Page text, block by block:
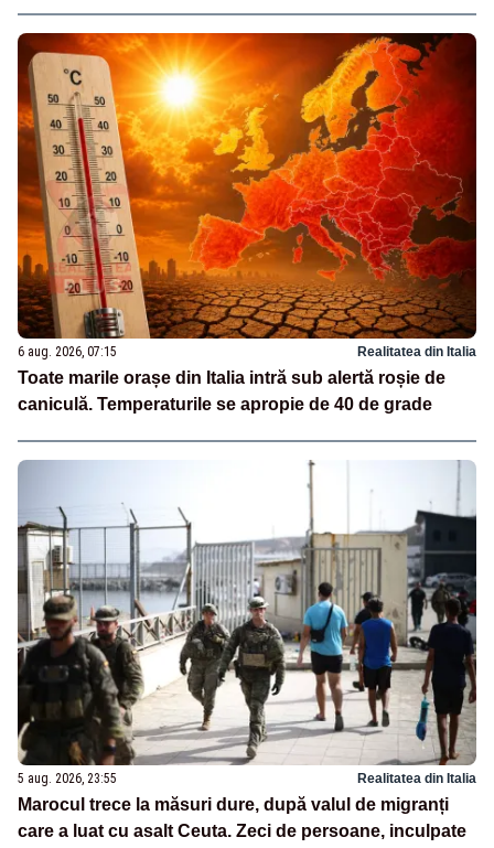
6 aug. 2026, 07:15 Realitatea din Italia
Toate marile orașe din Italia intră sub alertă roșie de
caniculă. Temperaturile se apropie de 40 de grade
5 aug. 2026, 23:55 Realitatea din Italia
Marocul trece la măsuri dure, după valul de migranți
care a luat cu asalt Ceuta. Zeci de persoane, inculpate